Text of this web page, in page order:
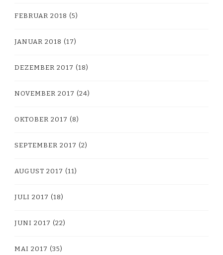
FEBRUAR 2018 (5)
JANUAR 2018 (17)
DEZEMBER 2017 (18)
NOVEMBER 2017 (24)
OKTOBER 2017 (8)
SEPTEMBER 2017 (2)
AUGUST 2017 (11)
JULI 2017 (18)
JUNI 2017 (22)
MAI 2017 (35)